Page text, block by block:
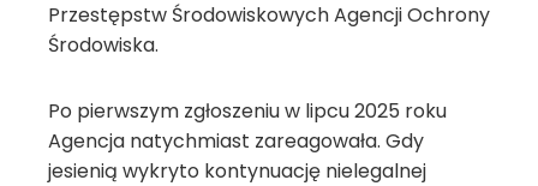
Przestępstw Środowiskowych Agencji Ochrony
Środowiska.
Po pierwszym zgłoszeniu w lipcu 2025 roku
Agencja natychmiast zareagowała. Gdy
jesienią wykryto kontynuację nielegalnej